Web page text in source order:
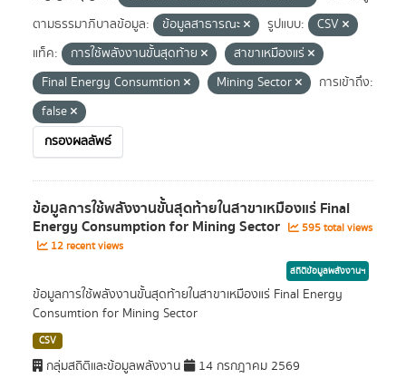
ตามธรรมาภิบาลข้อมูล:
ข้อมูลสาธารณะ รูปแบบ:
CSV
แท็ค:
การใช้พลังงานขั้นสุดท้าย
สาขาเหมืองแร่
Final Energy Consumtion
Mining Sector
การเข้าถึง:
false
กรองผลลัพธ์
ข้อมูลการใช้พลังงานขั้นสุดท้ายในสาขาเหมืองแร่ Final
Energy Consumption for Mining Sector
595 total views
12 recent views
สถิติข้อมูลพลังงานฯ
ข้อมูลการใช้พลังงานขั้นสุดท้ายในสาขาเหมืองแร่ Final Energy
Consumtion for Mining Sector
CSV
กลุ่มสถิติและข้อมูลพลังงาน 14 กรกฎาคม 2569